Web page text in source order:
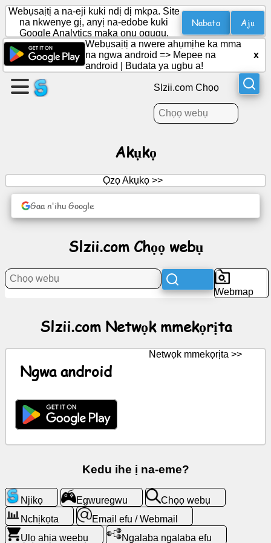
Mepụta
ibe
Mepụta
Akụkọ
Kpaa
Egwuregwu
Chọọ
Webụsaịtị a na-eji kuki ndị dị mkpa. Site
na nkwenye gị, anyị na-edobe kuki
Google Analytics maka ọnụ ọgụgụ.
Nabata Ajụ
Webụsaịtị a nwere ahụmịhe ka mma
na ngwa android => Mepee na
android
Budata ya ugbu a!
x
Slzii.com Chọọ
Akụkọ
Ọzọ Akụkọ >>
Gaa n'ihu Google
Slzii.com Chọọ webụ
Webmap
Slzii.com Netwọk mmekọrịta
Ngwa android
Netwọk mmekọrịta >>
Kedu ihe ị na-eme?
Njikọ Egwuregwu
Chọọ webụ
Nchịkọta
Email efu / Webmail
Ụlọ ahịa weebụ
Ngalaba ngalaba efu